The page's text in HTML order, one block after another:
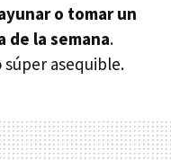
o tomar un
de la semana.
asequible.